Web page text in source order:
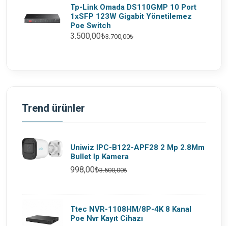
Tp-Link Omada DS110GMP 10 Port
1xSFP 123W Gigabit Yönetilemez
Poe Switch
3.500,00₺3.700,00₺
Trend ürünler
Uniwiz IPC-B122-APF28 2 Mp 2.8Mm
Bullet Ip Kamera
998,00₺3.500,00₺
Ttec NVR-1108HM/8P-4K 8 Kanal
Poe Nvr Kayıt Cihazı